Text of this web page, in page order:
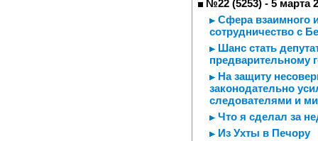
№22 (5253) - 5 марта
Сфера взаимного
сотрудничество с
Шанс стать
предварительному
На защиту
законодательно
следователями и
Что я сделал за
Из Ухты в Печору